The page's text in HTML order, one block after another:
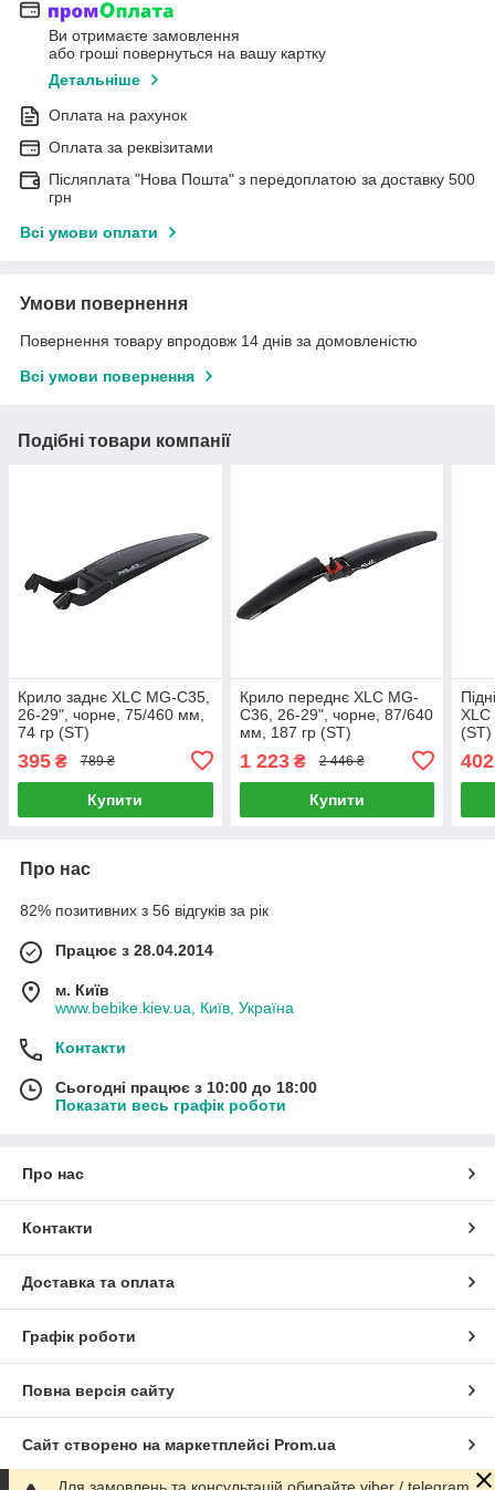
Ви отримаєте замовлення
або гроші повернуться на вашу картку
Детальніше
Оплата на рахунок
Оплата за реквізитами
Післяплата "Нова Пошта" з передоплатою за доставку 500
грн
Всі умови оплати
Умови повернення
Повернення товару впродовж 14 днів за домовленістю
Всі умови повернення
Подібні товари компанії
Крило заднє XLC MG-C35,
26-29", чорне, 75/460 мм,
74 гр (ST)
395 ₴ 789 ₴
Купити
Крило переднє XLC MG-
C36, 26-29", чорне, 87/640
мм, 187 гр (ST)
1 223₴ 2 446 ₴
Купити
XLC
(ST)
402
Про нас
82% позитивних з 56 відгуків за рік
Працює з 28.04.2014
м. Київ
www.bebike.kiev.ua, Київ, Україна
Контакти
Сьогодні працює з 10:00 до 18:00
Показати весь графік роботи
Про нас
Контакти
Доставка та оплата
Графік роботи
Повна версія сайту
Сайт створено на маркетплейсі Prom.ua